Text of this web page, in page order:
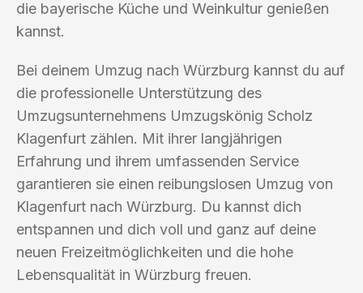
die bayerische Küche und Weinkultur genießen
kannst.
Bei deinem Umzug nach Würzburg kannst du auf
die professionelle Unterstützung des
Umzugsunternehmens Umzugskönig Scholz
Klagenfurt zählen. Mit ihrer langjährigen
Erfahrung und ihrem umfassenden Service
garantieren sie einen reibungslosen Umzug von
Klagenfurt nach Würzburg. Du kannst dich
entspannen und dich voll und ganz auf deine
neuen Freizeitmöglichkeiten und die hohe
Lebensqualität in Würzburg freuen.